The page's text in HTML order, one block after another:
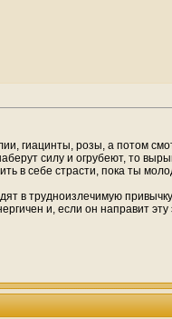
гиацинты, розы, а по­том
силу и огрубеют, то
в себе страсти, пока ты
в трудноизлечимую
и, если он направит